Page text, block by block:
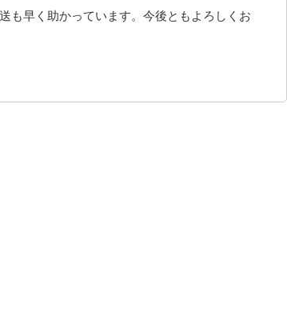
も早く助かっています。今後ともよろしくお